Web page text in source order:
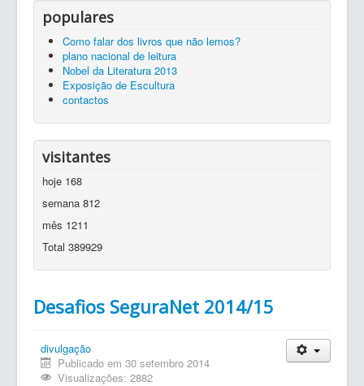
populares
Como falar dos livros que não lemos?
plano nacional de leitura
Nobel da Literatura 2013
Exposição de Escultura
contactos
visitantes
hoje 168
semana 812
mês 1211
Total 389929
Desafios SeguraNet 2014/15
divulgação
Publicado em 30 setembro 2014
Visualizações: 2882